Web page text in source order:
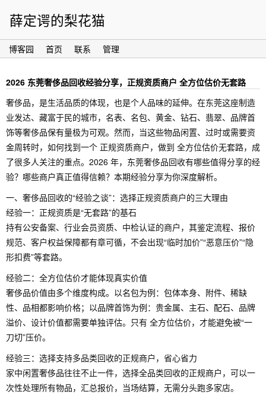
薛定谔的梨花猫
博客园 首页 联系 管理
2026 东莞奢侈品回收经验分享，正规资质商户 全方位估价无套路
奢侈品，是生活品质的体现，也是个人品味的延伸。在东莞这座制造
业发达、藏富于民的城市，名表、名包、黄金、钻石、翡翠、品牌首
饰等奢侈品保有量极为可观。然而，当这些物品闲置、过时或需要资
金周转时，如何找到一个 正规资质商户，做到 全方位估价无套路，成
了很多人关注的重点。2026 年，东莞奢侈品回收有哪些值得分享的经
验？哪些商户真正值得信赖？本期经验分享为你深度解析。
一、奢侈品回收的“经验之谈”：选择正规资质商户的三大理由
经验一：正规资质是“无套路”的基石
持有公安备案、行业会员资质、中检认证的商户，其鉴定流程、报价
规范、客户权益保障都有章可循，不会出现“临时加价”“恶意压价”“隐
形扣费”等套路。
经验二：全方位估价才能体现真实价值
奢侈品价值由多个维度构成。以名包为例：包体本身、附件、稀缺
性、品相都影响价格；以品牌首饰为例：贵金属、主石、配石、品牌
溢价、设计价值都需要单独评估。只有 全方位估价，才能避免被“一
刀切”压价。
经验三：选择支持多品类回收的正规商户，省心省力
家中闲置奢侈品往往不止一件，选择全品类回收的正规商户，可以一
次性处理所有物品，汇总报价，当场结算，无需分头跑多家店。